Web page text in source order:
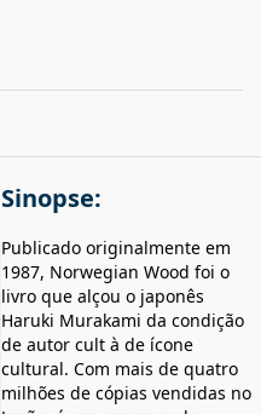
Sinopse:
Publicado originalmente em
1987, Norwegian Wood foi o
livro que alçou o japonês
Haruki Murakami da condição
de autor cult à de ícone
cultural. Com mais de quatro
milhões de cópias vendidas no